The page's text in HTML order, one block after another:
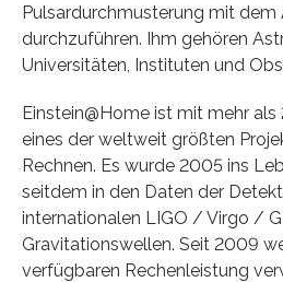
Pulsardurchmusterung mit dem
durchzuführen. Ihm gehören
Universitäten, Instituten und
Einstein@Home ist mit mehr
eines der weltweit größten
Rechnen. Es wurde 2005 ins
seitdem in den Daten der
internationalen LIGO / Virgo /
Gravitationswellen. Seit 2009
verfügbaren Rechenleistung